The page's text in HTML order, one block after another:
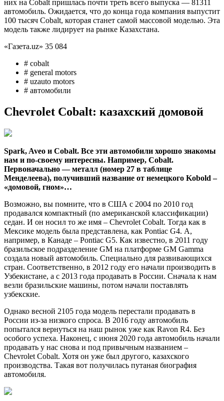
них на Cobalt пришлась почти треть всего выпуска — 81311
автомобиль. Ожидается, что до конца года компания выпустит
100 тысяч Cobalt, которая станет самой массовой моделью. Эта
модель также лидирует на рынке Казахстана.
«Газета.uz» 35 084
# cobalt
# general motors
# uzauto motors
# автомобили
Chevrolet Cobalt: казахский домовой
Spark, Aveo и Cobalt. Все эти автомобили хорошо знакомы
нам и по-своему интересны. Например, Cobalt.
Первоначально — металл (номер 27 в таблице
Менделеева), получивший название от немецкого Kobold –
«домовой, гном»…
Возможно, вы помните, что в США с 2004 по 2010 год
продавался компактный (по американской классификации)
седан. И он носил то же имя – Chevrolet Cobalt. Тогда как в
Мексике модель была представлена, как Pontiac G4. А,
например, в Канаде – Pontiac G5. Как известно, в 2011 году
бразильское подразделение GM на платформе GM Gamma
создала новый автомобиль. Специально для развивающихся
стран. Соответственно, в 2012 году его начали производить в
Узбекистане, а с 2013 года продавать в России. Сначала к нам
везли бразильские машины, потом начали поставлять
узбекские.
Однако весной 2105 года модель перестали продавать в
России из-за низкого спроса. В 2016 году автомобиль
попытался вернуться на наш рынок уже как Ravon R4. Без
особого успеха. Наконец, с июня 2020 года автомобиль начали
продавать у нас снова и под привычным названием –
Chevrolet Cobalt. Хотя он уже был другого, казахского
производства. Такая вот получилась путаная биография
автомобиля.